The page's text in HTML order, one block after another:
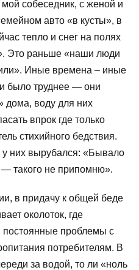
собеседник, с женой и
авто «в кусты», в
тепло и снег на полях
Это раньше «наши люди
Иные времена – иные
было труднее — они
дома, воду для них
впрок где только
стихийного бедствия.
у них вырубался: «Бывало
такого не припомню».
в придачу к общей беде
околоток, где
постоянные проблемы с
потребителям. В
за водой, то ли «ноль